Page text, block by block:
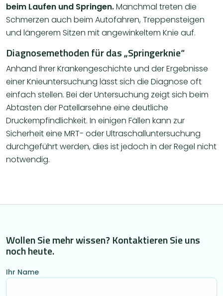
beim Laufen und Springen.Manchmal treten die
Schmerzen auch beim Autofahren, Treppensteigen
und längerem Sitzen mit angewinkeltem Knie auf.
Diagnosemethoden für das „Springerknie“
Anhand Ihrer Krankengeschichte und der Ergebnisse
einer Knieuntersuchung lässt sich die Diagnose oft
einfach stellen. Bei der Untersuchung zeigt sich beim
Abtasten der Patellarsehne eine deutliche
Druckempfindlichkeit. In einigen Fällen kann zur
Sicherheit eine MRT- oder Ultraschalluntersuchung
durchgeführt werden, dies ist jedoch in der Regel nicht
notwendig.
Wollen Sie mehr wissen? Kontaktieren Sie uns
noch heute.
Ihr Name